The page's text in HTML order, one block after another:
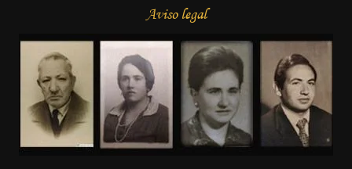
Aviso legal